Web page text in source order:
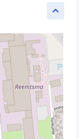
keyboard_arrow_up